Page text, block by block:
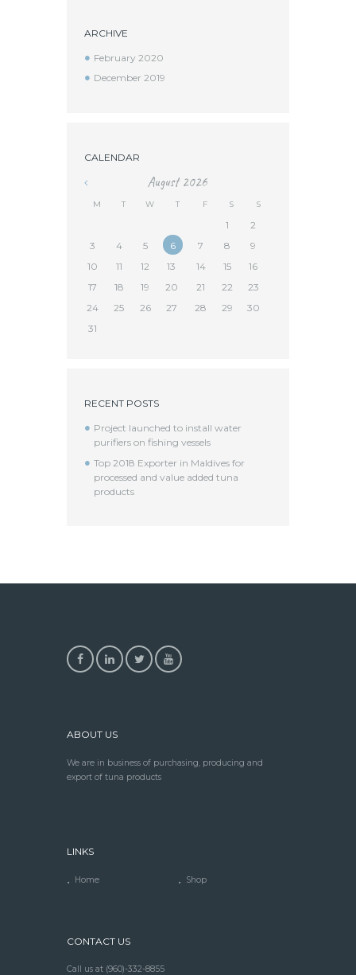
ARCHIVE
February 2020
December 2019
CALENDAR
August 2026
M T W T F S S
1
2
3
4 5 6 7 8
9
10
11 12 13 14 15
16
17
18 19 20 21 22
23
24
25 26 27 28 29
30
31
RECENT POSTS
Project launched to install water
purifiers on fishing vessels
Top 2018 Exporter in Maldives for
processed and value added tuna
products
ABOUT US
We are in business of purchasing, producing and
export of tuna products
LINKS
Home Shop
CONTACT US
Call us at (960)-332-8855